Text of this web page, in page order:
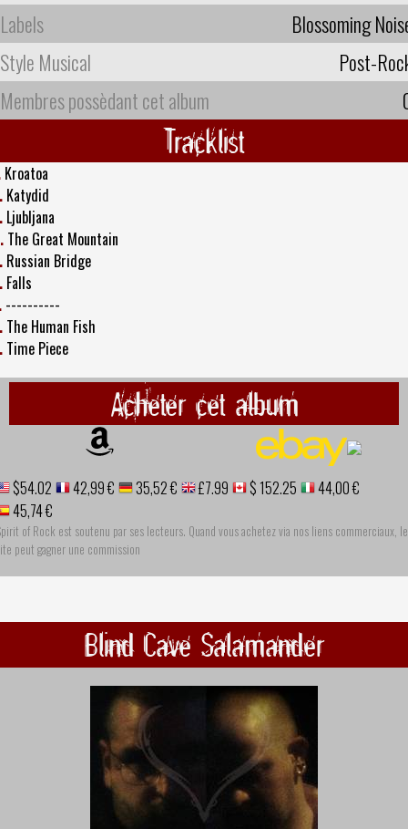
Labels
Blossoming
Style Musical
Post-
Membres possèdant cet album
Tracklist
Kroatoa
Katydid
Ljubljana
The Great Mountain
Russian Bridge
Falls
----------
The Human Fish
Time Piece
Acheter cet album
$54.02 42,99 € 35,52 € £7.99 $ 152.25
44,00 €
45,74 €
of Rock est soutenu par ses lecteurs. Quand vous achetez via nos liens commerciaux, le
peut gagner une commission
Blind Cave Salamander